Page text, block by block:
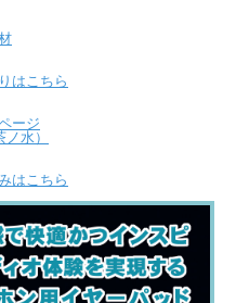
はこちら
ージ
水）
はこちら